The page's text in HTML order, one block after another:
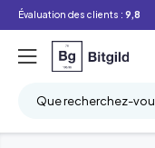
Évaluation des clients : 9,8
Que recherchez-
Filtre